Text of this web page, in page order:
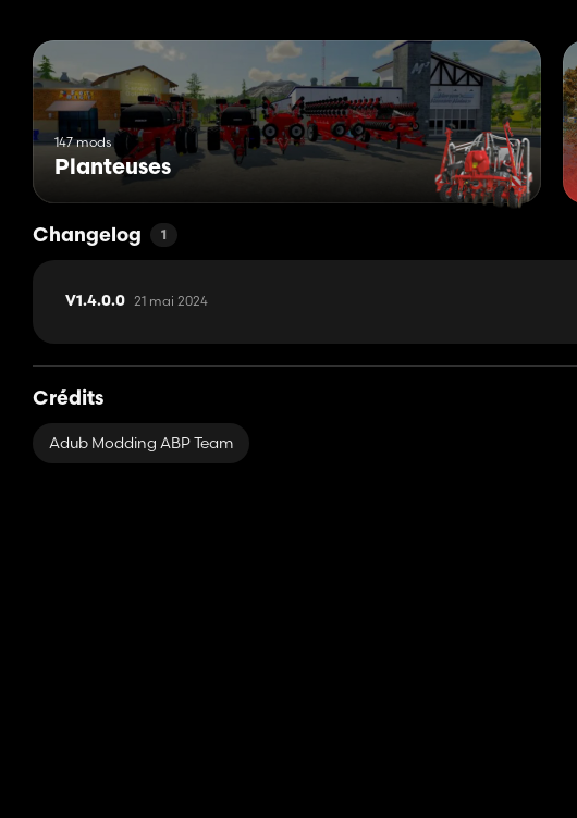
147 mods
Planteuses
Changelog 1
V1.4.0.0 21 mai 2024
Crédits
Adub Modding ABP Team